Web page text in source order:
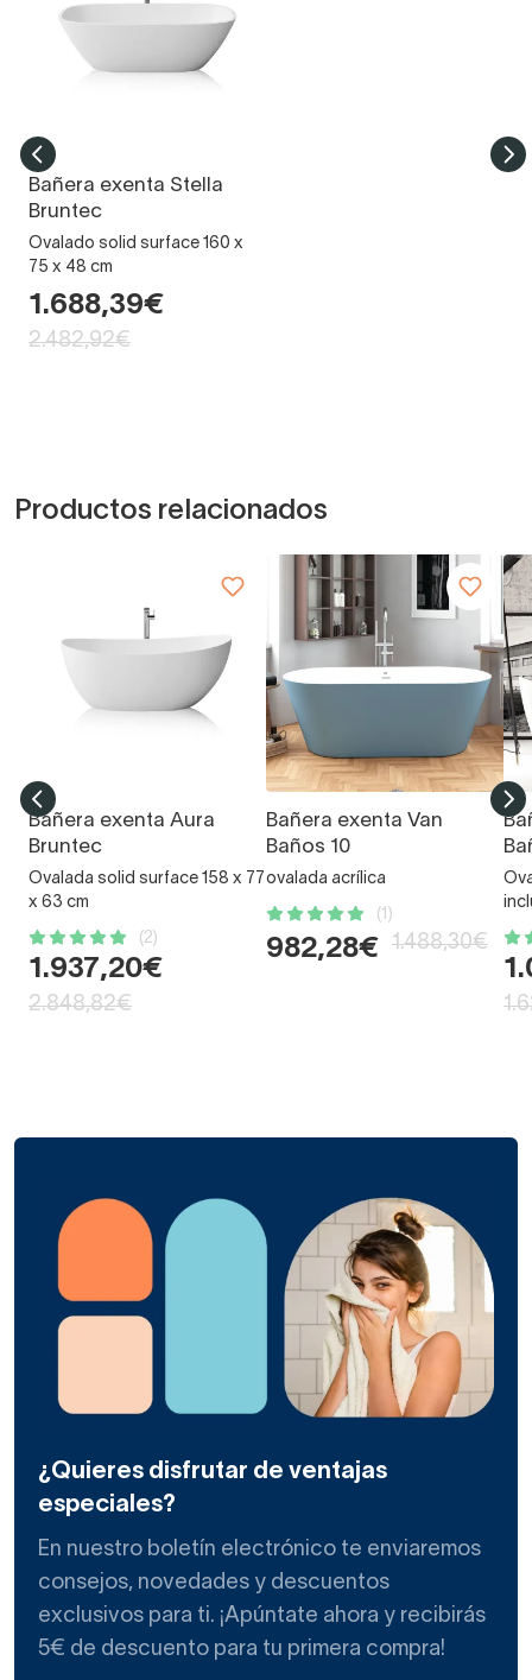
Bañera exenta Stella
Bruntec
Ovalado solid surface 160 x
75 x 48 cm
1.688,39€
2.482,92€
Productos relacionados
Bañera exenta Aura
Bruntec
Ovalada solid surface 158 x 77
x 63 cm
(2)
1.937,20€
2.848,82€
Bañera exenta Van
Baños 10
ovalada acrílica
(1)
982,28€ 1.488,30€
¿Quieres disfrutar de ventajas
especiales?
En nuestro boletín electrónico te enviaremos
consejos, novedades y descuentos
exclusivos para ti. ¡Apúntate ahora y recibirás
5€ de descuento para tu primera compra!